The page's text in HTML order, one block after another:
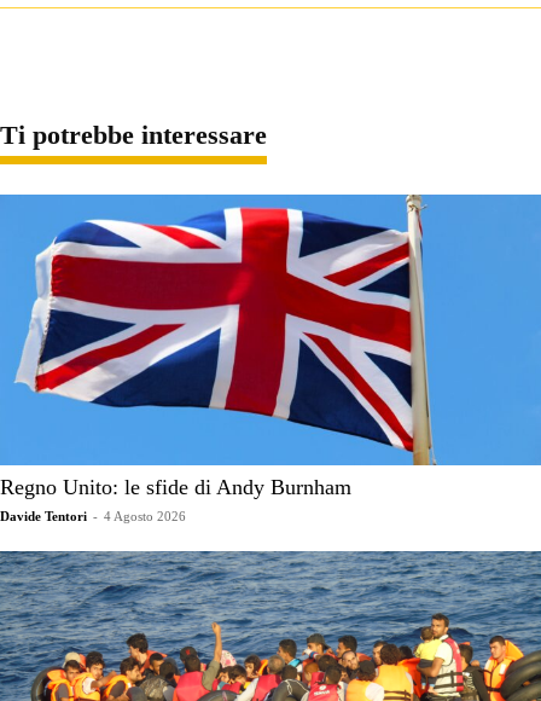
Ti potrebbe interessare
Regno Unito: le sfide di Andy Burnham
Davide Tentori - 4 Agosto 2026